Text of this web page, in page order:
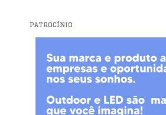
PATROCÍNIO